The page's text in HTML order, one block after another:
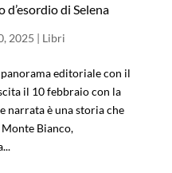
d’esordio di Selena
2025 | Libri
editoriale con il
il 10 febbraio con la
narrata è una storia che
Bianco,